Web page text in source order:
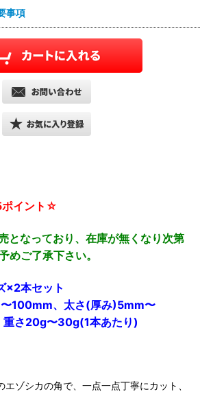
事項
イント☆
となっており、在庫が無くなり次第
めご了承下さい。
本セット
100mm、太さ(厚み)5mm〜
さ20g〜30g(1本あたり)
ゾシカの角で、一点一点丁寧にカット、